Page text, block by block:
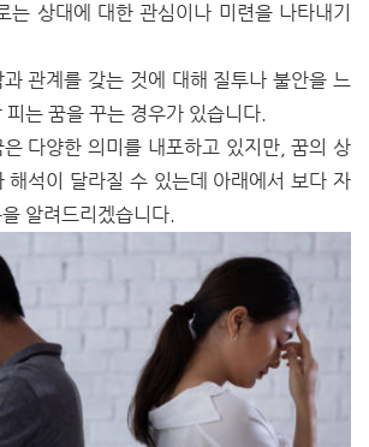
는 상대에 대한 관심이나 미련을 나타내기
관계를 갖는 것에 대해 질투나 불안을 느
피는 꿈을 꾸는 경우가 있습니다.
다양한 의미를 내포하고 있지만, 꿈의 상
해석이 달라질 수 있는데 아래에서 보다 자
알려드리겠습니다.